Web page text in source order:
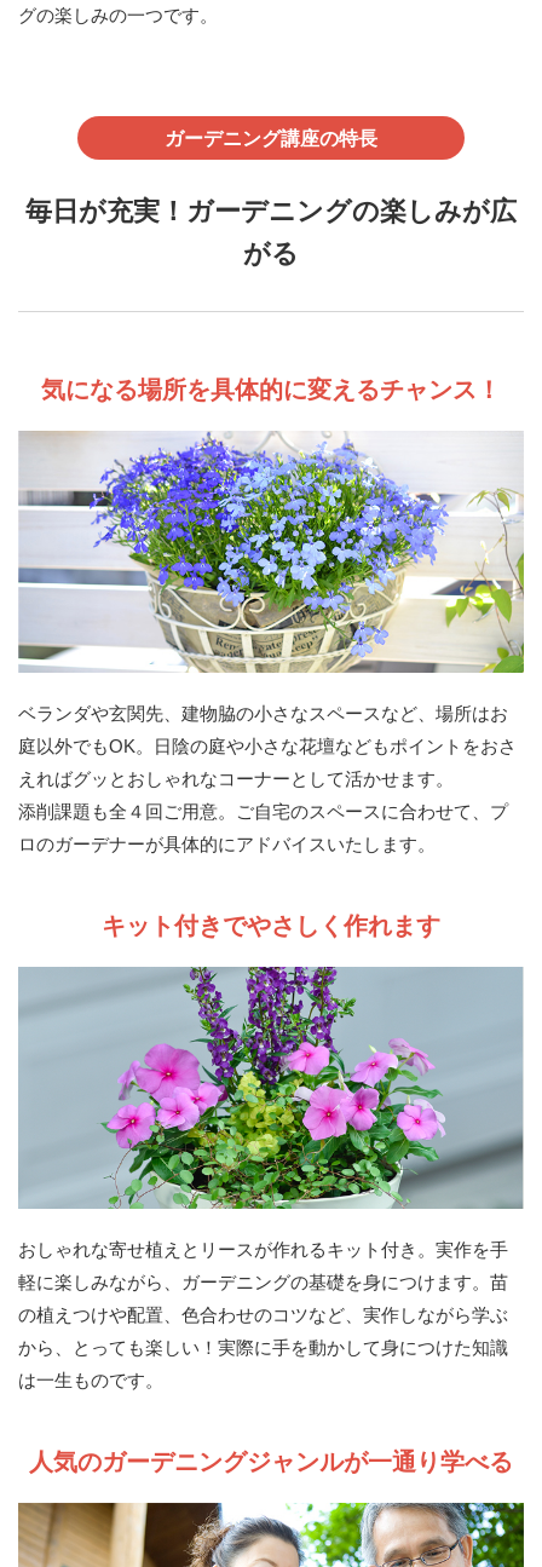
グの楽しみの一つです。
ガーデニング講座の特長
毎日が充実！ガーデニングの楽しみが広
がる
気になる場所を具体的に変えるチャンス！
ベランダや玄関先、建物脇の小さなスペースなど、場所はお
庭以外でもOK。日陰の庭や小さな花壇などもポイントをおさ
えればグッとおしゃれなコーナーとして活かせます。
添削課題も全４回ご用意。ご自宅のスペースに合わせて、プ
ロのガーデナーが具体的にアドバイスいたします。
キット付きでやさしく作れます
おしゃれな寄せ植えとリースが作れるキット付き。実作を手
軽に楽しみながら、ガーデニングの基礎を身につけます。苗
の植えつけや配置、色合わせのコツなど、実作しながら学ぶ
から、とっても楽しい！実際に手を動かして身につけた知識
は一生ものです。
人気のガーデニングジャンルが一通り学べる